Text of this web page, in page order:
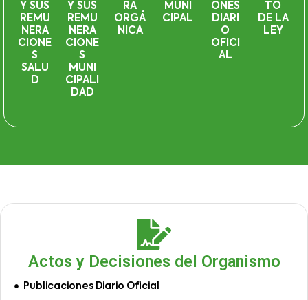
Y SUS
REMU
NERA
CIONE
S
SALU
D
Y SUS
REMU
NERA
CIONE
S
MUNI
CIPALI
DAD
RA
ORGÁ
NICA
MUNI
CIPAL
ONES
DIARI
O
OFICI
AL
TO
DE LA
LEY
Actos y Decisiones del Organismo
Publicaciones Diario Oficial